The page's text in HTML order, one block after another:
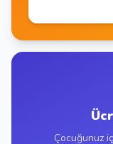
Çocuğunuz